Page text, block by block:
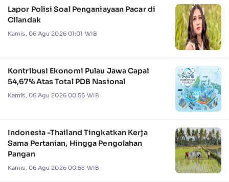
Lapor Polisi Soal Penganiayaan Pacar di
Cilandak
Kamis, 06 Agu 2026 01:01 WIB
Kontribusi Ekonomi Pulau Jawa Capai
54,67% Atas Total PDB Nasional
Kamis, 06 Agu 2026 00:56 WIB
Indonesia -Thailand Tingkatkan Kerja
Sama Pertanian, Hingga Pengolahan
Pangan
Kamis, 06 Agu 2026 00:53 WIB